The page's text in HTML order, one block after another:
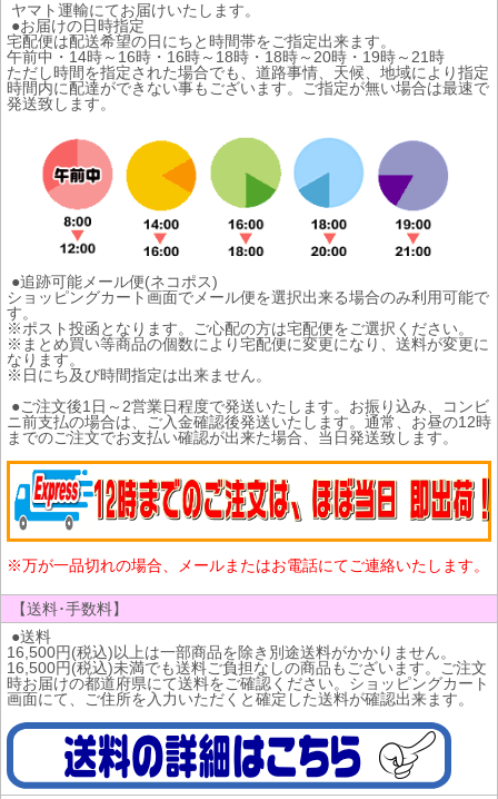
ヤマト運輸にてお届けいたします。
●お届けの日時指定
宅配便は配送希望の日にちと時間帯をご指定出来ます。
午前中・14時～16時・16時～18時・18時～20時・19時～21時
ただし時間を指定された場合でも、道路事情、天候、地域により指定
時間内に配達ができない事もございます。ご指定が無い場合は最速で
発送致します。
●追跡可能メール便(ネコポス)
ショッピングカート画面でメール便を選択出来る場合のみ利用可能で
す。
※ポスト投函となります。ご心配の方は宅配便をご選択ください。
※まとめ買い等商品の個数により宅配便に変更になり、送料が変更に
なります。
※日にち及び時間指定は出来ません。
●ご注文後1日～2営業日程度で発送いたします。お振り込み、コンビ
ニ前支払の場合は、ご入金確認後発送いたします。通常、お昼の12時
までのご注文でお支払い確認が出来た場合、当日発送致します。
※万が一品切れの場合、メールまたはお電話にてご連絡いたします。
【送料･手数料】
●送料
16,500円(税込)以上は一部商品を除き別途送料がかかりません。
16,500円(税込)未満でも送料ご負担なしの商品もございます。ご注文
時お届けの都道府県にて送料をご確認ください。ショッピングカート
画面にて、ご住所を入力いただくと確定した送料が確認出来ます。